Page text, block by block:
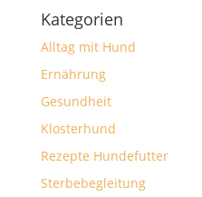
Kategorien
Alltag mit Hund
Ernährung
Gesundheit
Klosterhund
Rezepte Hundefutter
Sterbebegleitung